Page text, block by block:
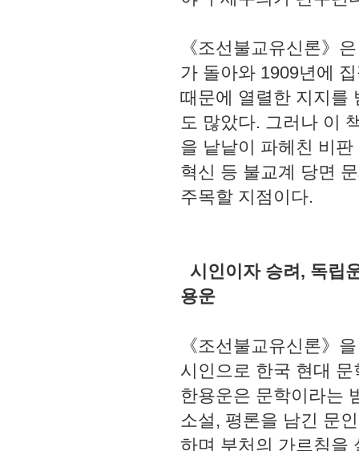
《조선불교유신론》
가 돌아와 1909년에
때문에 열렬한 지지를
도 많았다. 그러나 이
을 낱낱이 파헤친 비
혁신 등 불교계 당면
주목할 지점이다.
시인이자 승려, 독립
용운
《조선불교유신론》
시인으로 한국 현대
한용운은 문학이라는
소설, 평론을 남긴 문
하며 부처의 가르침을